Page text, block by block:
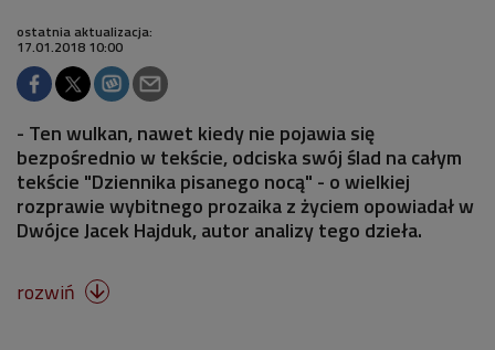
ostatnia aktualizacja:
17.01.2018 10:00
- Ten wulkan, nawet kiedy nie pojawia się
bezpośrednio w tekście, odciska swój ślad na całym
tekście "Dziennika pisanego nocą" - o wielkiej
rozprawie wybitnego prozaika z życiem opowiadał w
Dwójce Jacek Hajduk, autor analizy tego dzieła.
rozwiń 